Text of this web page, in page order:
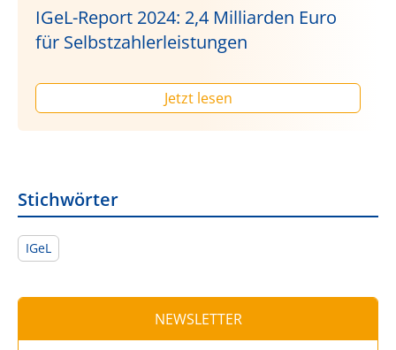
IGeL-Report 2024: 2,4 Milliarden Euro
für Selbstzahlerleistungen
Jetzt lesen
Stichwörter
IGeL
NEWSLETTER